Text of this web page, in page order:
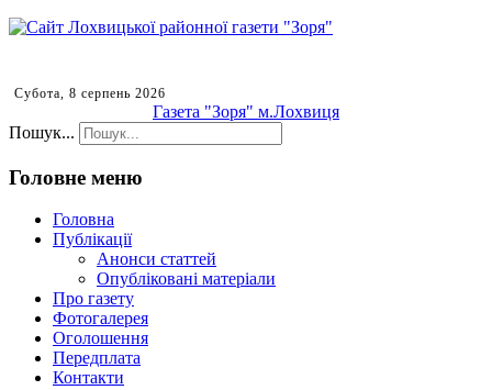
Субота, 8 серпень 2026
Газета "Зоря" м.Лохвиця
Пошук...
Головне меню
Головна
Публікації
Анонси статтей
Опубліковані матеріали
Про газету
Фотогалерея
Оголошення
Передплата
Контакти